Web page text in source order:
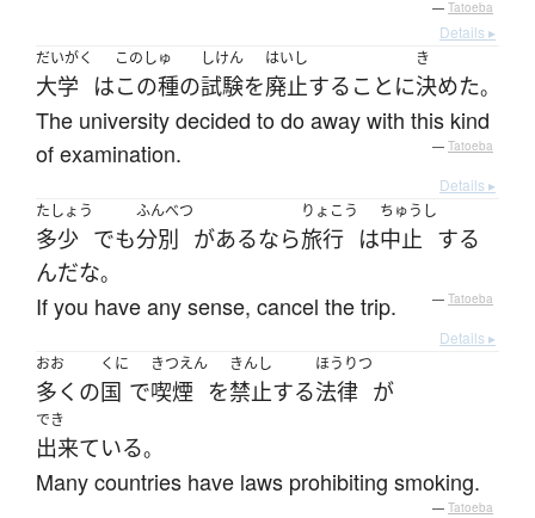
— Tatoeba
Details ▸
だいがく
大学 は
このしゅ
この種の
しけん
試験を
はいし
廃止する ことに
き
決めた。
The university decided to do away with this kind
of examination.
— Tatoeba
Details ▸
たしょう
多少 でも
ふんべつ
分別 があるなら
りょこう
旅行 は
ちゅうし
中止 する
んだな。
If you have any sense, cancel the trip. — Tatoeba
Details ▸
おお
多く の
くに
国 で
きつえん
喫煙 を
きんし
禁止する
ほうりつ
法律 が
でき
出来ている。
Many countries have laws prohibiting smoking.
— Tatoeba